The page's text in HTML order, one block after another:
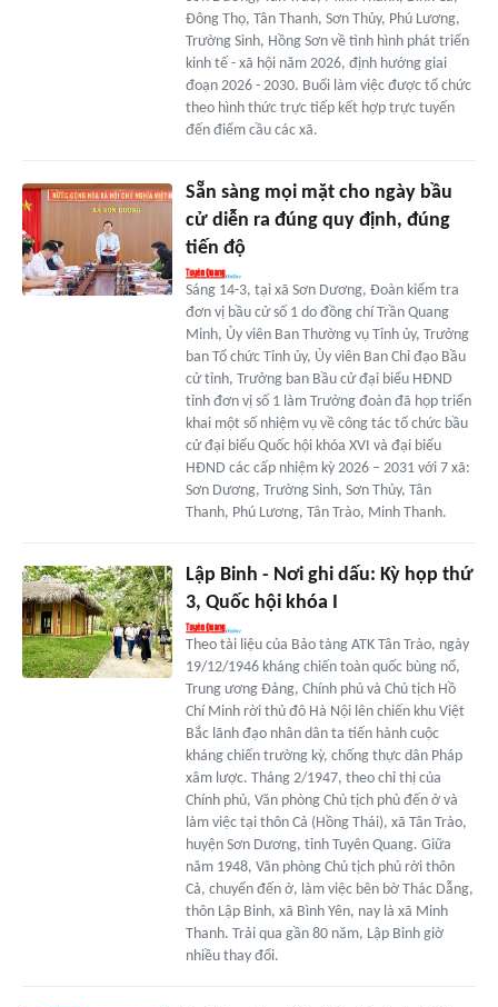
Đông Thọ, Tân Thanh, Sơn Thủy, Phú Lương,
Trường Sinh, Hồng Sơn về tình hình phát triển
kinh tế - xã hội năm 2026, định hướng giai
đoạn 2026 - 2030. Buổi làm việc được tổ chức
theo hình thức trực tiếp kết hợp trực tuyến
đến điểm cầu các xã.
Sẵn sàng mọi mặt cho ngày bầu
cử diễn ra đúng quy định, đúng
tiến độ
Sáng 14-3, tại xã Sơn Dương, Đoàn kiểm tra
đơn vị bầu cử số 1 do đồng chí Trần Quang
Minh, Ủy viên Ban Thường vụ Tỉnh ủy, Trưởng
ban Tổ chức Tỉnh ủy, Ủy viên Ban Chỉ đạo Bầu
cử tỉnh, Trưởng ban Bầu cử đại biểu HĐND
tỉnh đơn vị số 1 làm Trưởng đoàn đã họp triển
khai một số nhiệm vụ về công tác tổ chức bầu
cử đại biểu Quốc hội khóa XVI và đại biểu
HĐND các cấp nhiệm kỳ 2026 – 2031 với 7 xã:
Sơn Dương, Trường Sinh, Sơn Thủy, Tân
Thanh, Phú Lương, Tân Trào, Minh Thanh.
Lập Binh - Nơi ghi dấu: Kỳ họp thứ
3, Quốc hội khóa I
Theo tài liệu của Bảo tàng ATK Tân Trào, ngày
19/12/1946 kháng chiến toàn quốc bùng nổ,
Trung ương Đảng, Chính phủ và Chủ tịch Hồ
Chí Minh rời thủ đô Hà Nội lên chiến khu Việt
Bắc lãnh đạo nhân dân ta tiến hành cuộc
kháng chiến trường kỳ, chống thực dân Pháp
xâm lược. Tháng 2/1947, theo chỉ thị của
Chính phủ, Văn phòng Chủ tịch phủ đến ở và
làm việc tại thôn Cả (Hồng Thái), xã Tân Trào,
huyện Sơn Dương, tỉnh Tuyên Quang. Giữa
năm 1948, Văn phòng Chủ tịch phủ rời thôn
Cả, chuyển đến ở, làm việc bên bờ Thác Dẫng,
thôn Lập Binh, xã Bình Yên, nay là xã Minh
Thanh. Trải qua gần 80 năm, Lập Binh giờ
nhiều thay đổi.